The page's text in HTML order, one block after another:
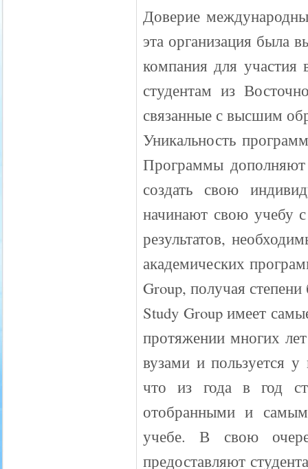
Доверие
эта организация была
компания для участия
студентам из
связанные с высшим
Уникальность
Программы дополняют
создать свою
начинают свою учебу с
результатов,
академических
Group, получая степени
Study Group имеет
протяжении многих
вузами и пользуется
что из года в год
отобранными и
учебе. В свою
предоставляют